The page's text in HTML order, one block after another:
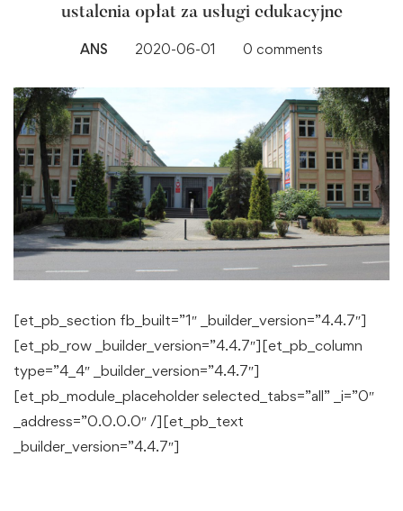
ustalenia opłat za usługi edukacyjne
ANS 2020-06-01 0 comments
[et_pb_section fb_built=”1″ _builder_version=”4.4.7″]
[et_pb_row _builder_version=”4.4.7″][et_pb_column
type=”4_4″ _builder_version=”4.4.7″]
[et_pb_module_placeholder selected_tabs=”all” _i=”0″
_address=”0.0.0.0″ /][et_pb_text
_builder_version=”4.4.7″]